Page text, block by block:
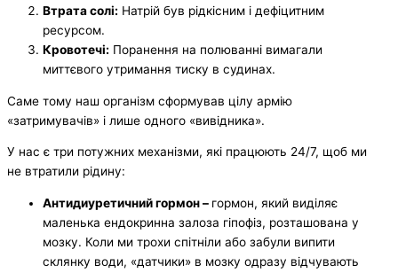
Втрата солі: Натрій був рідкісним і дефіцитним
ресурсом.
Кровотечі: Поранення на полюванні вимагали
миттєвого утримання тиску в судинах.
Саме тому наш організм сформував цілу армію
«затримувачів» і лише одного «вивідника».
У нас є три потужних механізми, які працюють 24/7, щоб ми
не втратили рідину:
Антидиуретичний гормон – гормон, який виділяє
маленька ендокринна залоза гіпофіз, розташована у
мозку. Коли ми трохи спітніли або забули випити
склянку води, «датчики» в мозку одразу відчувають